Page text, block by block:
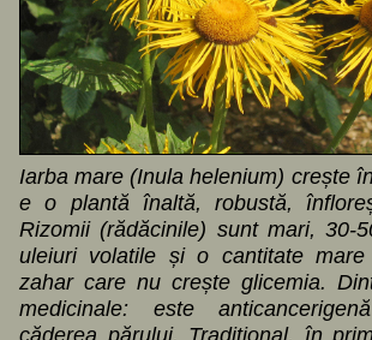
Iarba mare (Inula helenium) crește
e o plantă înaltă, robustă,
Rizomii (rădăcinile) sunt mari, 30-
uleiuri volatile și o cantitate
zahar care nu crește glicemia.
medicinale: este
căderea părului. Tradițional, în